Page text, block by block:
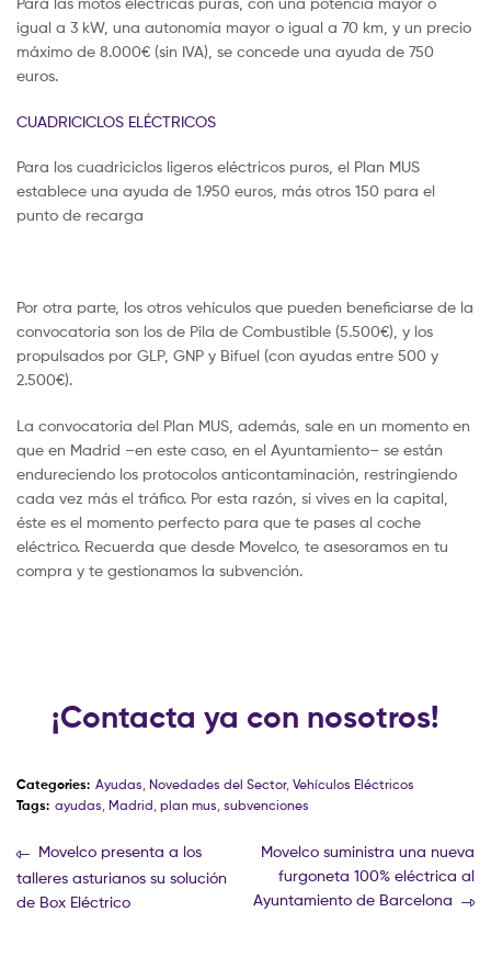
igual a 3 kW, una autonomía mayor o igual a 70 km, y un precio
máximo de 8.000€ (sin IVA), se concede una ayuda de 750
euros.
CUADRICICLOS ELÉCTRICOS
Para los cuadriciclos ligeros eléctricos puros, el Plan MUS
establece una ayuda de 1.950 euros, más otros 150 para el
punto de recarga
Por otra parte, los otros vehículos que pueden beneficiarse de la
convocatoria son los de Pila de Combustible (5.500€), y los
propulsados por GLP, GNP y Bifuel (con ayudas entre 500 y
2.500€).
La convocatoria del Plan MUS, además, sale en un momento en
que en Madrid –en este caso, en el Ayuntamiento– se están
endureciendo los protocolos anticontaminación, restringiendo
cada vez más el tráfico. Por esta razón, si vives en la capital,
éste es el momento perfecto para que te pases al coche
eléctrico. Recuerda que desde Movelco, te asesoramos en tu
compra y te gestionamos la subvención.
¡Contacta ya con nosotros!
Categories: Ayudas Novedades del Sector, Vehículos Eléctricos
Tags: ayudas Madrid plan mus subvenciones
Movelco presenta a los
talleres asturianos su solución
de Box Eléctrico
Movelco suministra una nueva
furgoneta 100% eléctrica al
Ayuntamiento de Barcelona